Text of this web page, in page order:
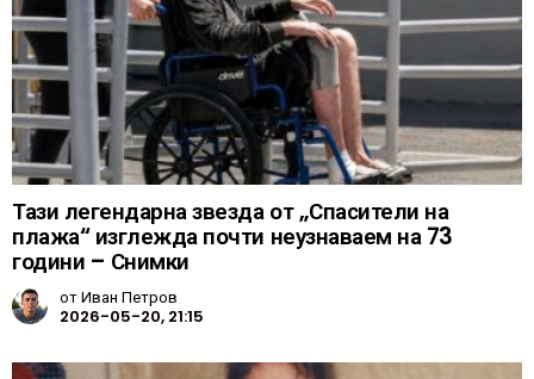
Тази легендарна звезда от „Спасители на
плажа“ изглежда почти неузнаваем на 73
години – Снимки
отИван Петров
2026-05-20, 21:15